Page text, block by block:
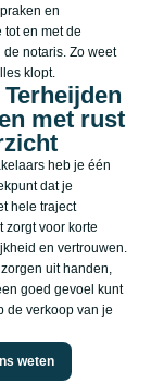
en
en met de
notaris. Zo weet
klopt.
met rust
heb je één
dat je
hele traject
zorgt voor korte
en vertrouwen.
uit handen,
goed gevoel kunt
de verkoop van je
weten